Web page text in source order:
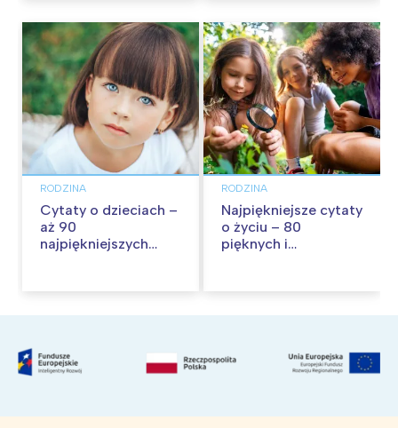
RODZINA
Cytaty o dzieciach –
aż 90
najpiękniejszych
RODZINA
Najpiękniejsze cytaty
o życiu – 80
pięknych i